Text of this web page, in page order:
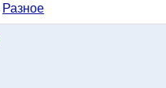
Разное